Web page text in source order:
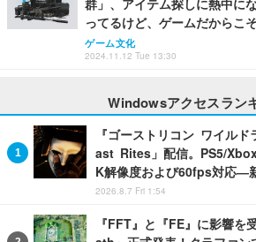
群」、アイテム探しに熱中に
ってるけど、ゲームだからこ
ゲーム文化
2024.11.12 Tue 13:30
Windowsアクセスラン
『ゴーストリコン ワイルド
ast Rites」配信。PS5/
K解像度および60fps対応―
2026.8.7 Fri 1:54
『FFT』と『FE』に影響